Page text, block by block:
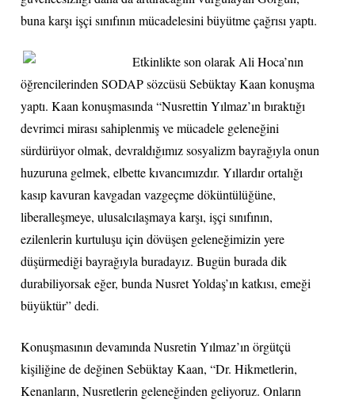
buna karşı işçi sınıfının mücadelesini büyütme çağrısı yaptı.
Etkinlikte son olarak Ali Hoca’nın
öğrencilerinden SODAP sözcüsü Sebüktay Kaan konuşma
yaptı. Kaan konuşmasında “Nusrettin Yılmaz’ın bıraktığı
devrimci mirası sahiplenmiş ve mücadele geleneğini
sürdürüyor olmak, devraldığımız sosyalizm bayrağıyla onun
huzuruna gelmek, elbette kıvancımızdır. Yıllardır ortalığı
kasıp kavuran kavgadan vazgeçme döküntülüğüne,
liberalleşmeye, ulusalcılaşmaya karşı, işçi sınıfının,
ezilenlerin kurtuluşu için dövüşen geleneğimizin yere
düşürmediği bayrağıyla buradayız. Bugün burada dik
durabiliyorsak eğer, bunda Nusret Yoldaş’ın katkısı, emeği
büyüktür” dedi.
Konuşmasının devamında Nusretin Yılmaz’ın örgütçü
kişiliğine de değinen Sebüktay Kaan, “Dr. Hikmetlerin,
Kenanların, Nusretlerin geleneğinden geliyoruz. Onların